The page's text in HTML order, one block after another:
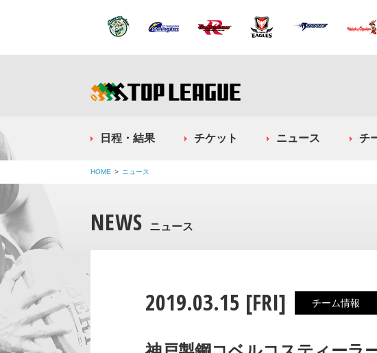
日程・結果 チケット ニュース チ
HOME ニュース
NEWS ニュース
2019.03.15 [FRI] チーム情報